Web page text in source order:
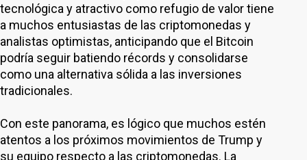
tecnológica y atractivo como refugio de valor tiene
a muchos entusiastas de las criptomonedas y
analistas optimistas, anticipando que el Bitcoin
podría seguir batiendo récords y consolidarse
como una alternativa sólida a las inversiones
tradicionales.
Con este panorama, es lógico que muchos estén
atentos a los próximos movimientos de Trump y
su equipo respecto a las criptomonedas. La